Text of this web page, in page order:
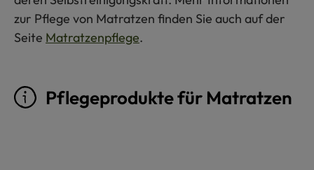
zur Pflege von Matratzen finden Sie auch auf der
Seite Matratzenpflege.
Pflegeprodukte für Matratzen